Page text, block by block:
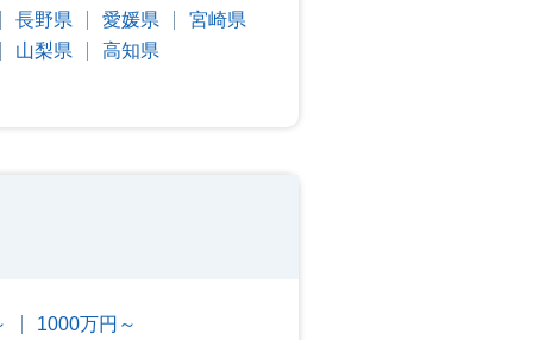
長野県
愛媛県
宮崎県
山梨県
高知県
1000万円～